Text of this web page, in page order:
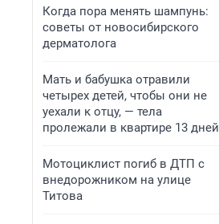
Когда пора менять шампунь:
советы от новосибирского
дерматолога
Мать и бабушка отравили
четырех детей, чтобы они не
уехали к отцу, — тела
пролежали в квартире 13 дней
Мотоциклист погиб в ДТП с
внедорожником на улице
Титова